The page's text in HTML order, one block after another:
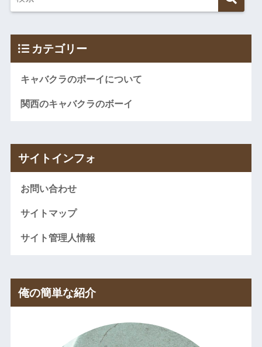
カテゴリー
キャバクラのボーイについて
関西のキャバクラのボーイ
サイトインフォ
お問い合わせ
サイトマップ
サイト管理人情報
俺の簡単な紹介